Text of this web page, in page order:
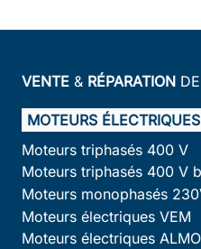
VENTE & RÉPARATION
MOTEURS ÉLECTRIQUES
Moteurs triphasés 400 V
Moteurs triphasés 400 V
Moteurs monophasés
Moteurs électriques VEM
Moteurs électriques